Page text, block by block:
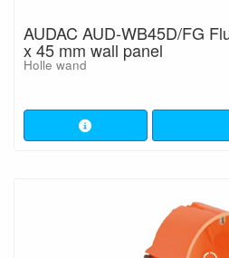
AUDAC AUD-WB45D/FG
x 45 mm wall panel
Holle wand